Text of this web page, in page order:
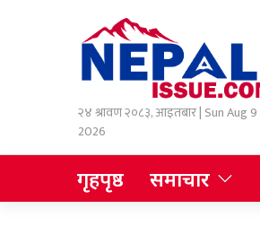
२४ श्रावण २०८३, आइतबार | Sun Aug 9
2026
गृहपृष्ठ समाचार